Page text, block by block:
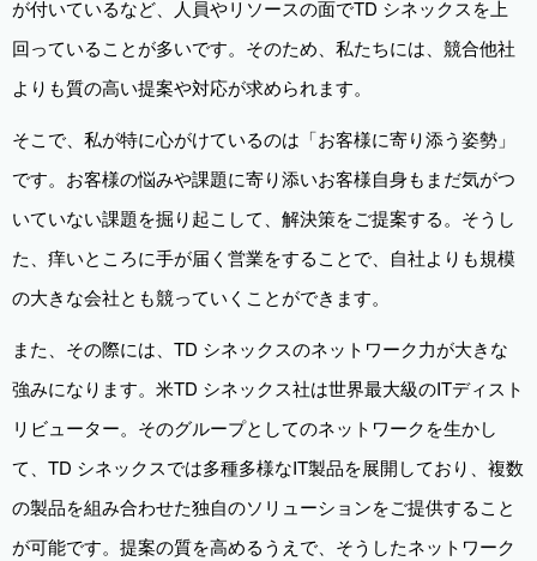
が付いているなど、人員やリソースの面でTD シネックスを上
回っていることが多いです。そのため、私たちには、競合他社
よりも質の高い提案や対応が求められます。
そこで、私が特に心がけているのは「お客様に寄り添う姿勢」
です。お客様の悩みや課題に寄り添いお客様自身もまだ気がつ
いていない課題を掘り起こして、解決策をご提案する。そうし
た、痒いところに手が届く営業をすることで、自社よりも規模
の大きな会社とも競っていくことができます。
また、その際には、TD シネックスのネットワーク力が大きな
強みになります。米TD シネックス社は世界最大級のITディスト
リビューター。そのグループとしてのネットワークを生かし
て、TD シネックスでは多種多様なIT製品を展開しており、複数
の製品を組み合わせた独自のソリューションをご提供すること
が可能です。提案の質を高めるうえで、そうしたネットワーク